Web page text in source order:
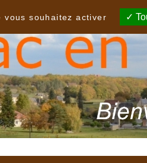
vous souhaitez activer